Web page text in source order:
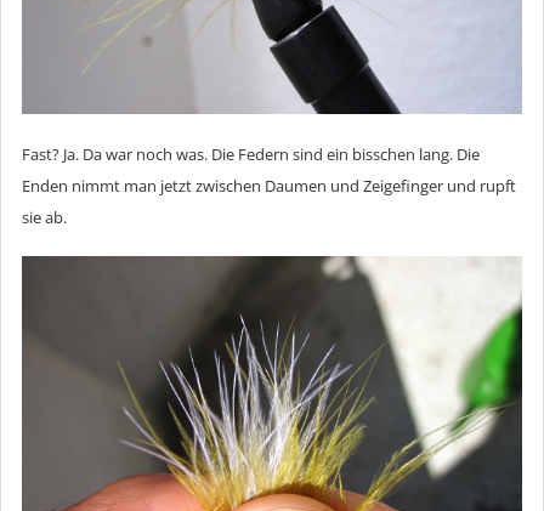
Fast? Ja. Da war noch was. Die Federn sind ein bisschen lang. Die
Enden nimmt man jetzt zwischen Daumen und Zeigefinger und rupft
sie ab.